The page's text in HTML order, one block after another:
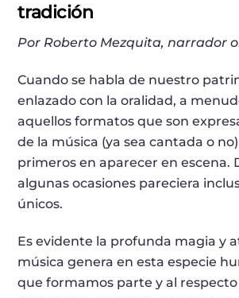
tradición
Por Roberto Mezquita, narrador
Cuando se habla de nuestro
enlazado con la oralidad, a
aquellos formatos que son
de la música (ya sea cantada o
primeros en aparecer en escena.
algunas ocasiones pareciera
únicos.
Es evidente la profunda magia y
música genera en esta especie
que formamos parte y al